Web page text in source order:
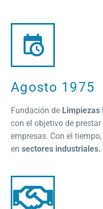
Agosto 1975
Fundación de Limpiezas
con el objetivo de
empresas. Con el
en sectores industriales.